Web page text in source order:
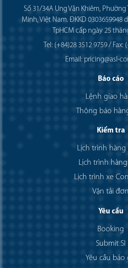
Số 31/34A Ung Văn Khiêm, Phường
Minh, Việt Nam. ĐKKD 0303659948
TpHCM cấp ngày 25
Tel: (+84)28 3512 9759 / Fax:
Email: pricing@asl-
Báo cáo
Lệnh giao
Thông báo
Kiểm tra
Lịch trình hàng
Lịch trình
Lịch trình xe
Vận tải đơn
Yêu cầu
Booking
Submit SI
Yêu cầu báo